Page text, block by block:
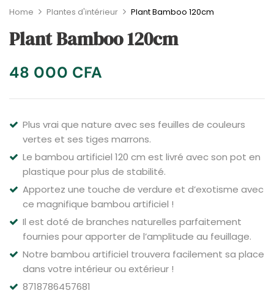
Home Plantes d'intérieur Plant Bamboo 120cm
Plant Bamboo 120cm
48 000 CFA
Plus vrai que nature avec ses feuilles de couleurs
vertes et ses tiges marrons.
Le bambou artificiel 120 cm est livré avec son pot en
plastique pour plus de stabilité.
Apportez une touche de verdure et d’exotisme avec
ce magnifique bambou artificiel !
Il est doté de branches naturelles parfaitement
fournies pour apporter de l’amplitude au feuillage.
Notre bambou artificiel trouvera facilement sa place
dans votre intérieur ou extérieur !
8718786457681